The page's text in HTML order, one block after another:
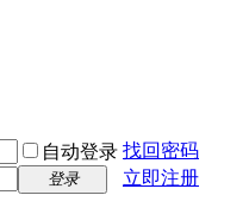
自动登录 找回密码
登录
立即注册